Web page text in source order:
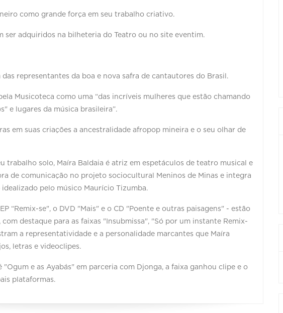
como grande força em seu trabalho criativo.
ser adquiridos na bilheteria do Teatro ou no site eventim.
das representantes da boa e nova safra de cantautores do Brasil.
Musicoteca como uma “das incríveis mulheres que estão chamando
e lugares da música brasileira”.
em suas criações a ancestralidade afropop mineira e o seu olhar de
trabalho solo, Maíra Baldaia é atriz em espetáculos de teatro musical e
de comunicação no projeto sociocultural Meninos de Minas e integra
pelo músico Maurício Tizumba.
“Remix-se", o DVD "Mais" e o CD "Poente e outras paisagens" - estão
destaque para as faixas "Insubmissa", "Só por um instante Remix-
a representatividade e a personalidade marcantes que Maíra
letras e videoclipes.
e as Ayabás" em parceria com Djonga, a faixa ganhou clipe e o
plataformas.